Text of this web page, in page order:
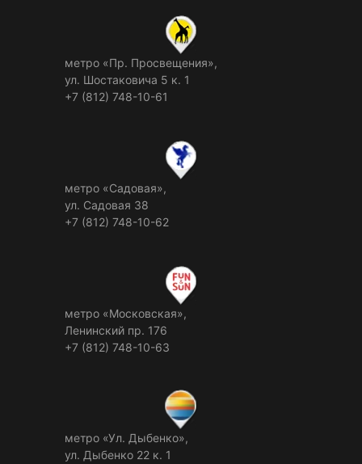
метро «Пр. Просвещения»,
ул. Шостаковича 5 к. 1
+7 (812) 748-10-61
метро «Садовая»,
ул. Садовая 38
+7 (812) 748-10-62
метро «Московская»,
Ленинский пр. 176
+7 (812) 748-10-63
метро «Ул. Дыбенко»,
ул. Дыбенко 22 к. 1